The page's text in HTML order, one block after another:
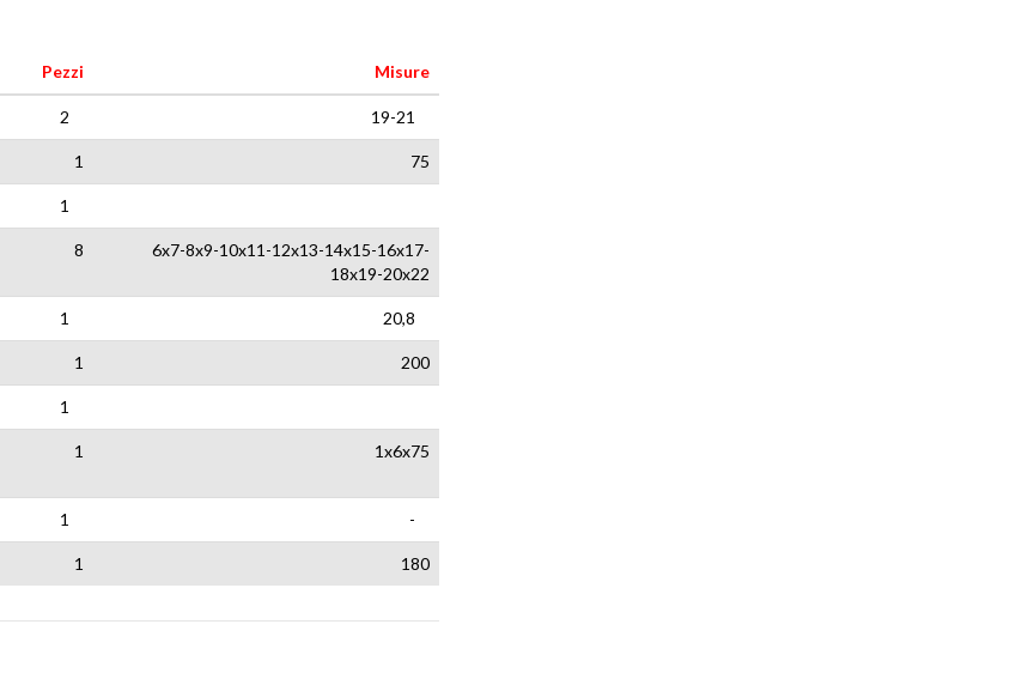
Pezzi Misure
2 19-21
1 75
1
8
6x7-8x9-10x11-12x13-14x15-16x17-
18x19-20x22
1 20,8
1 200
1
1 1x6x75
1 -
1 180